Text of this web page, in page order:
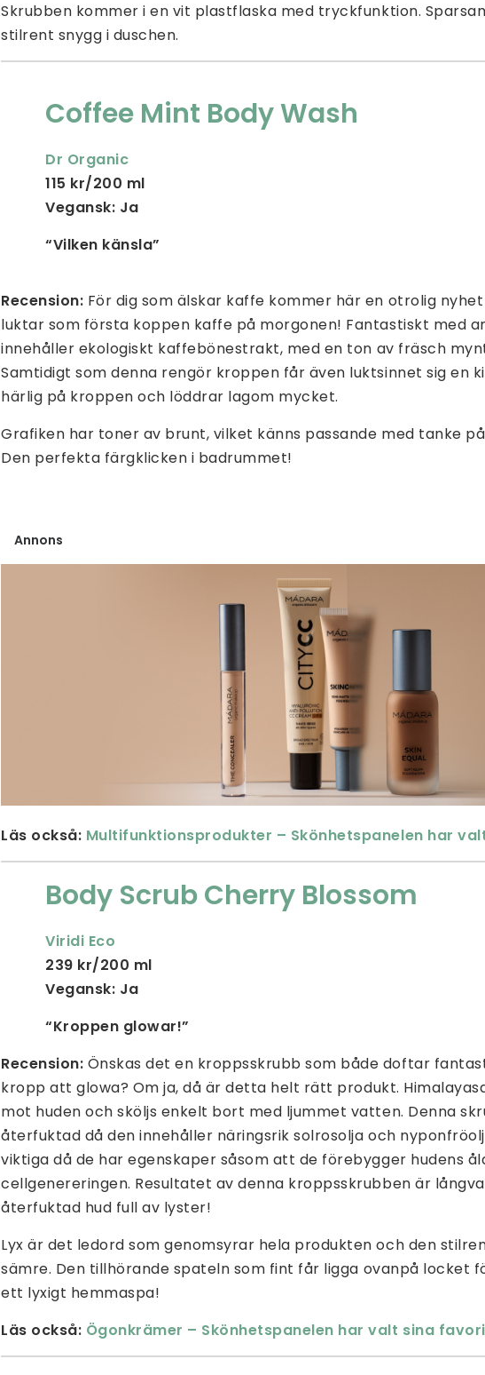
Skrubben kommer i en vit plastflaska med tryckfunktion.
stilrent snygg i duschen.
Coffee Mint Body Wash
Dr Organic
115 kr/200 ml
Vegansk: Ja
“Vilken känsla”
Recension: För dig som älskar kaffe kommer här en otrolig
luktar som första koppen kaffe på morgonen! Fantastiskt med
innehåller ekologiskt kaffebönestrakt, med en ton av fräsch
Samtidigt som denna rengör kroppen får även luktsinnet sig en
härlig på kroppen och löddrar lagom mycket.
Grafiken har toner av brunt, vilket känns passande med tanke
Den perfekta färgklicken i badrummet!
Annons
Läs också: Multifunktionsprodukter – Skönhetspanelen har
Body Scrub Cherry Blossom
Viridi Eco
239 kr/200 ml
Vegansk: Ja
“Kroppen glowar!”
Recension: Önskas det en kroppsskrubb som både doftar
kropp att glowa? Om ja, då är detta helt rätt produkt.
mot huden och sköljs enkelt bort med ljummet vatten. Denna
återfuktad då den innehåller näringsrik solrosolja och
viktiga då de har egenskaper såsom att de förebygger hudens
cellgenereringen. Resultatet av denna kroppsskrubben är
återfuktad hud full av lyster!
Lyx är det ledord som genomsyrar hela produkten och den
sämre. Den tillhörande spateln som fint får ligga ovanpå locket
ett lyxigt hemmaspa!
Läs också: Ögonkrämer – Skönhetspanelen har valt sina